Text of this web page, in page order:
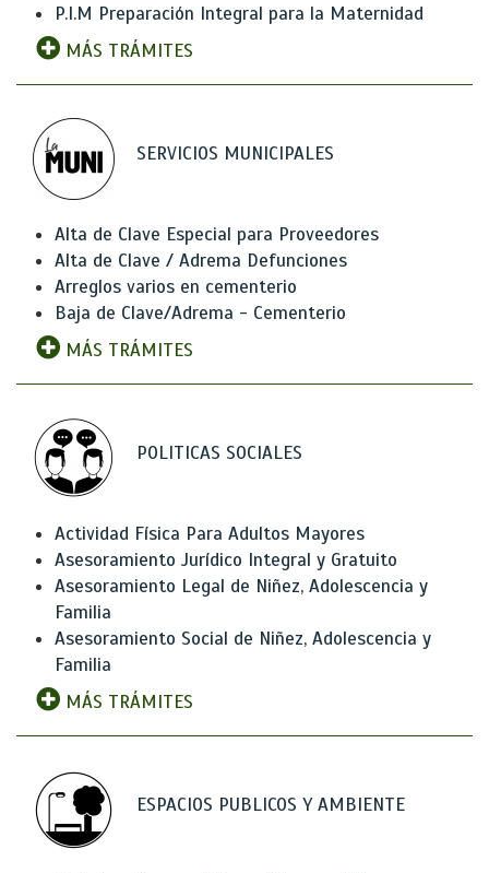
P.I.M Preparación Integral para la Maternidad
MÁS TRÁMITES
SERVICIOS MUNICIPALES
Alta de Clave Especial para Proveedores
Alta de Clave / Adrema Defunciones
Arreglos varios en cementerio
Baja de Clave/Adrema - Cementerio
MÁS TRÁMITES
POLITICAS SOCIALES
Actividad Física Para Adultos Mayores
Asesoramiento Jurídico Integral y Gratuito
Asesoramiento Legal de Niñez, Adolescencia y
Familia
Asesoramiento Social de Niñez, Adolescencia y
Familia
MÁS TRÁMITES
ESPACIOS PUBLICOS Y AMBIENTE